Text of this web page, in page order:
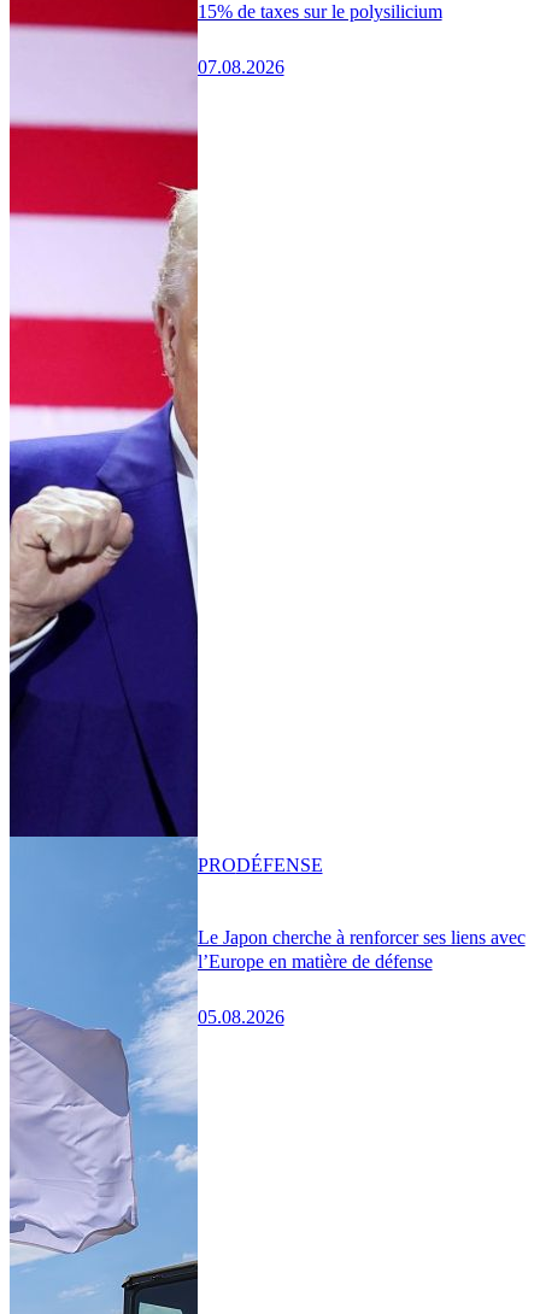
15% de taxes sur le polysilicium
07.08.2026
Le Japon cherche à renforcer ses liens avec
l’Europe en matière de défense
05.08.2026
PRODÉFENSE